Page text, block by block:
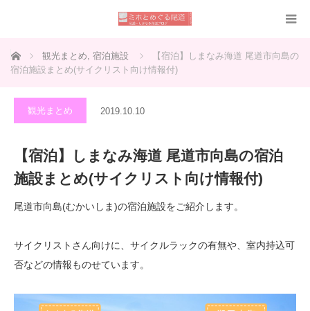
ホーム 観光まとめ, 宿泊施設
【宿泊】しまなみ海道 尾道市向島の
宿泊施設まとめ(サイクリスト向け情報付)
観光まとめ 2019.10.10
【宿泊】しまなみ海道 尾道市向島の宿泊
施設まとめ(サイクリスト向け情報付)
尾道市向島(むかいしま)の宿泊施設をご紹介します。
サイクリストさん向けに、サイクルラックの有無や、室内持込可
否などの情報ものせています。